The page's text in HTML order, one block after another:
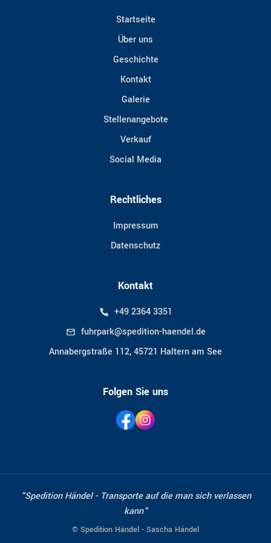
Startseite
Über uns
Geschichte
Kontakt
Galerie
Stellenangebote
Verkauf
Social Media
Rechtliches
Impressum
Datenschutz
Kontakt
+49 2364 3351
fuhrpark@spedition-haendel.de
Annabergstraße 112, 45721 Haltern am See
Folgen Sie uns
"Spedition Händel - Transporte auf die man sich verlassen
kann"
© Spedition Händel - Sascha Händel